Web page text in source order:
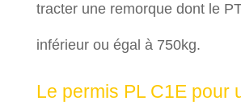
tracter une remorque dont le
inférieur ou égal à 750kg.
Le permis PL C1E pour